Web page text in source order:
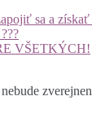
sa a
VŠETKÝCH!